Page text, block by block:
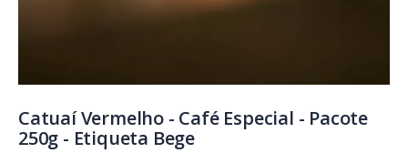
Catuaí Vermelho - Café Especial - Pacote
250g - Etiqueta Bege